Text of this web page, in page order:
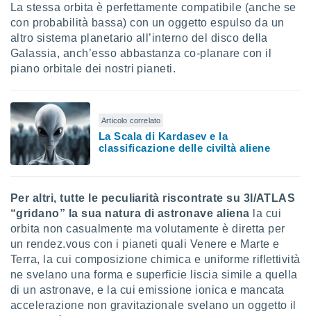
La stessa orbita è perfettamente compatibile (anche se
con probabilità bassa) con un oggetto espulso da un
altro sistema planetario all’interno del disco della
Galassia, anch’esso abbastanza co-planare con il
piano orbitale dei nostri pianeti.
Articolo correlato
La Scala di Kardasev e la
classificazione delle civiltà aliene
Per altri, tutte le peculiarità riscontrate su 3I/ATLAS
“gridano” la sua natura di astronave aliena la cui
orbita non casualmente ma volutamente è diretta per
un rendez.vous con i pianeti quali Venere e Marte e
Terra, la cui composizione chimica e uniforme riflettività
ne svelano una forma e superficie liscia simile a quella
di un astronave, e la cui emissione ionica e mancata
accelerazione non gravitazionale svelano un oggetto il